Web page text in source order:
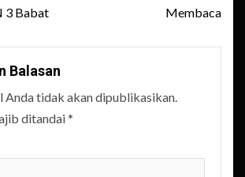
3 Babat
Membaca
Balasan
Anda tidak akan dipublikasikan.
ditandai*